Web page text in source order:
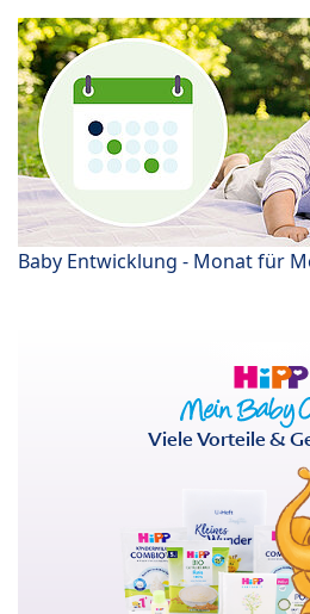
Baby Entwicklung - Monat für
Viele Vorteile &